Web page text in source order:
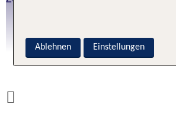
Previous
Ablehnen Einstellungen